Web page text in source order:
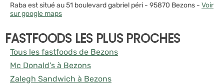
Raba est situé au 51 boulevard gabriel péri - 95870 Bezons - Voir
sur google maps
FASTFOODS LES PLUS PROCHES
Tous les fastfoods de Bezons
Mc Donald's à Bezons
Zalegh Sandwich à Bezons